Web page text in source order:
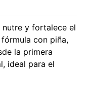
nutre y fortalece el
con piña,
la primera
ideal para el